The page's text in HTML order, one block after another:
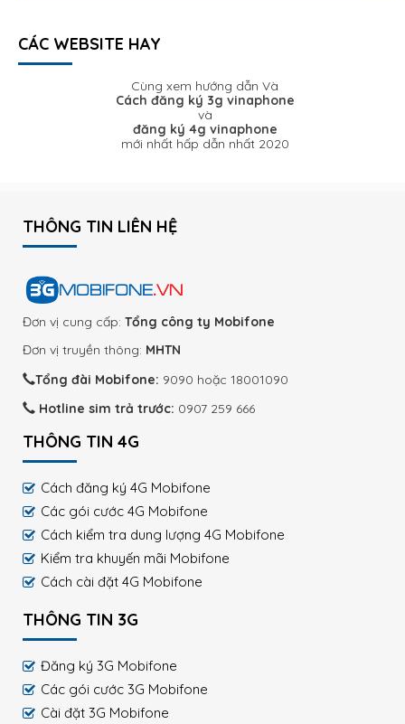
CÁC WEBSITE HAY
Cùng xem hướng dẫn Và
Cách đăng ký 3g vinaphone
và
đăng ký 4g vinaphone
mới nhất hấp dẫn nhất 2020
THÔNG TIN LIÊN HỆ
Đơn vị cung cấp: Tổng công ty Mobifone
Đơn vị truyền thông: MHTN
Tổng đài Mobifone: 9090 hoặc 18001090
Hotline sim trả trước: 0907 259 666
THÔNG TIN 4G
Cách đăng ký 4G Mobifone
Các gói cước 4G Mobifone
Cách kiểm tra dung lượng 4G Mobifone
Kiểm tra khuyến mãi Mobifone
Cách cài đặt 4G Mobifone
THÔNG TIN 3G
Đăng ký 3G Mobifone
Các gói cước 3G Mobifone
Cài đặt 3G Mobifone